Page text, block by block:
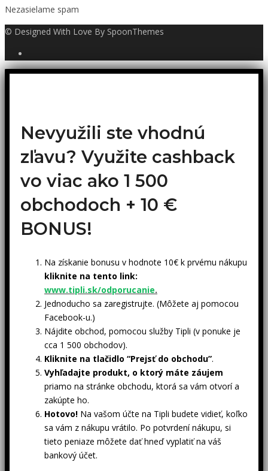
Nezasielame spam
© Designed With Love By SpoonThemes
Nevyužili ste vhodnú
zľavu? Využite cashback
vo viac ako 1 500
obchodoch + 10 €
BONUS!
Na získanie bonusu v hodnote 10€ k prvému nákupu
kliknite na tento link:
www.tipli.sk/odporucanie.
Jednoducho sa zaregistrujte. (Môžete aj pomocou
Facebook-u.)
Nájdite obchod, pomocou služby Tipli (v ponuke je
cca 1 500 obchodov).
Kliknite na tlačidlo “Prejsť do obchodu”.
Vyhľadajte produkt, o ktorý máte záujem
priamo na stránke obchodu, ktorá sa vám otvorí a
zakúpte ho.
Hotovo! Na vašom účte na Tipli budete vidieť, koľko
sa vám z nákupu vrátilo. Po potvrdení nákupu, si
tieto peniaze môžete dať hneď vyplatiť na váš
bankový účet.